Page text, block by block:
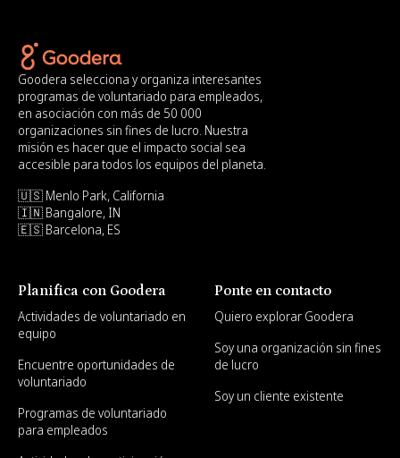
Goodera selecciona y organiza interesantes
programas de voluntariado para empleados,
en asociación con más de 50 000
organizaciones sin fines de lucro. Nuestra
misión es hacer que el impacto social sea
accesible para todos los equipos del planeta.
🇺🇸 Menlo Park, California
🇮🇳 Bangalore, IN
🇪🇸 Barcelona, ES
Planifica con Goodera
Actividades de voluntariado en
equipo
Encuentre oportunidades de
voluntariado
Programas de voluntariado
para empleados
Ponte en contacto
Quiero explorar Goodera
Soy una organización sin fines
de lucro
Soy un cliente existente